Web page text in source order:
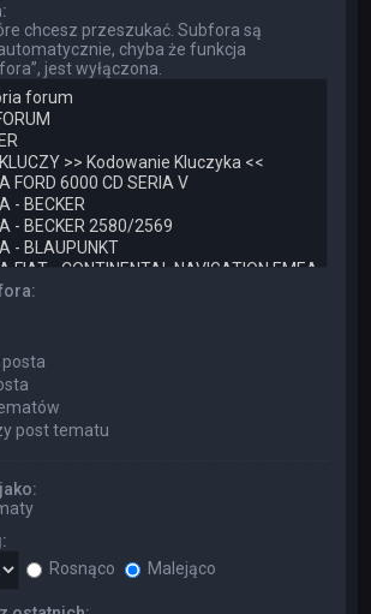
chcesz przeszukać. Subfora są
chyba że funkcja
jest wyłączona.
post tematu
Rosnąco
Malejąco